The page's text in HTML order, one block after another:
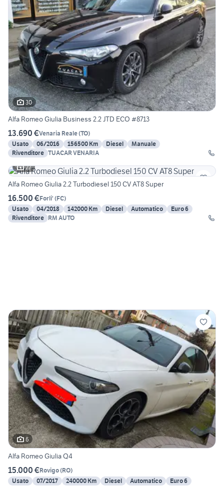
30
Alfa Romeo Giulia Business 2.2 JTD ECO #8713
13.690 €Venaria Reale(TO)
Usato
06/2016 156500 Km Diesel
Manuale
Rivenditore TUACAR VENARIA
27
Alfa Romeo Giulia 2.2 Turbodiesel 150 CV AT8 Super
16.500 €Forli' (FC)
Usato
04/2018 142000 Km Diesel Automatico
Euro 6
Rivenditore RM AUTO
6
Alfa Romeo Giulia Q4
15.000 €Rovigo(RO)
Usato
07/2017 240000 Km Diesel Automatico Euro 6